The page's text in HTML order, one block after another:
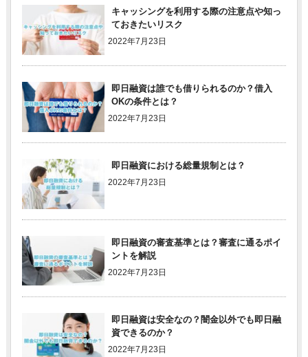
キャッシングを利用する際の注意点や知っ
ておきたいリスク
2022年7月23日
即日融資は誰でも借りられるのか？借入
OKの条件とは？
2022年7月23日
即日融資における総量規制とは？
2022年7月23日
即日融資の審査基準とは？審査に通るポイ
ントを解説
2022年7月23日
即日融資は安全なの？闇金以外でも即日融
資できるのか？
2022年7月23日